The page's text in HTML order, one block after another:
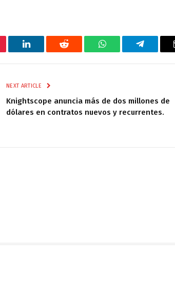
LinkedIn Reddit WhatsAppTelegram
NEXT ARTICLE
Knightscope anuncia más de dos millones de
dólares en contratos nuevos y recurrentes.